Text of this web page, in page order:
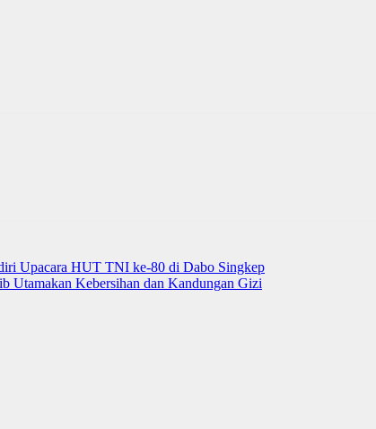
Upacara HUT TNI ke-80 di Dabo Singkep
Utamakan Kebersihan dan Kandungan Gizi